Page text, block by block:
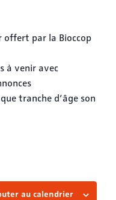
offert par la Bioccop
à venir avec
tranche d’âge son
au calendrier